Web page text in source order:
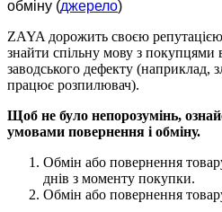
обміну (джерело)
ZAYA дорожить своєю
знайти спільну мову з покупцями
заводського дефекту (наприклад,
працює розпилювач).
Щоб не було непорозумінь,
умовами повернення і обміну.
Обмін або повернення
днів з моменту покупки.
Обмiн або повернення